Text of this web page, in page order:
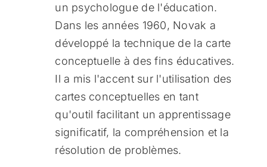
un psychologue de l'éducation.
Dans les années 1960, Novak a
développé la technique de la carte
conceptuelle à des fins éducatives.
Il a mis l'accent sur l'utilisation des
cartes conceptuelles en tant
qu'outil facilitant un apprentissage
significatif, la compréhension et la
résolution de problèmes.